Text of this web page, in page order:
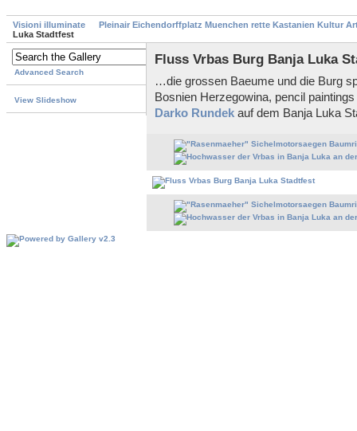
Visioni illuminate
Pleinair Eichendorffplatz Muenchen rette Kastanien Kultur
Luka Stadtfest
Advanced Search
View Slideshow
Fluss Vrbas Burg Banja Luka
…die grossen Baeume und die Burg
Bosnien Herzegowina, pencil
Darko Rundek auf dem Banja Luka